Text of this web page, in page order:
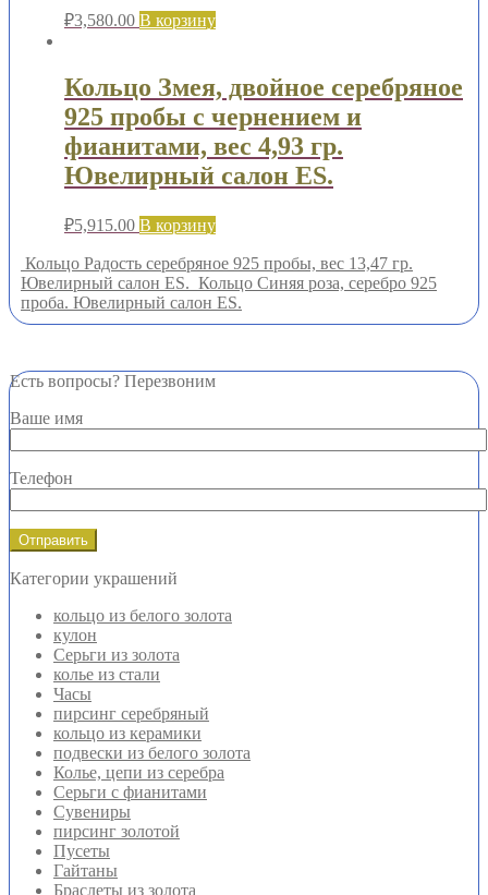
₽3,580.00 В корзину
Кольцо Змея, двойное серебряное
925 пробы с чернением и
фианитами, вес 4,93 гр.
Ювелирный салон ES.
₽5,915.00 В корзину
Кольцо Радость серебряное 925 пробы, вес 13,47 гр.
Ювелирный салон ES. Кольцо Синяя роза, серебро 925
проба. Ювелирный салон ES.
Есть вопросы? Перезвоним
Ваше имя
Телефон
Категории украшений
кольцо из белого золота
кулон
Серьги из золота
колье из стали
Часы
пирсинг серебряный
кольцо из керамики
подвески из белого золота
Колье, цепи из серебра
Серьги с фианитами
Сувениры
пирсинг золотой
Пусеты
Гайтаны
Браслеты из золота